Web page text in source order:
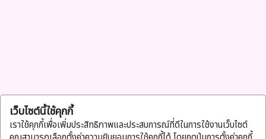
เว็บไซต์นี้ใช้คุกกี้
เราใช้คุกกี้เพื่อเพิ่มประสิทธิภาพและประสบการณ์ที่ดีในการใช้งานเว็บไซต์